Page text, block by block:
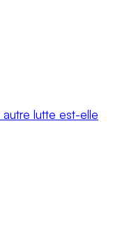
autre lutte est-elle